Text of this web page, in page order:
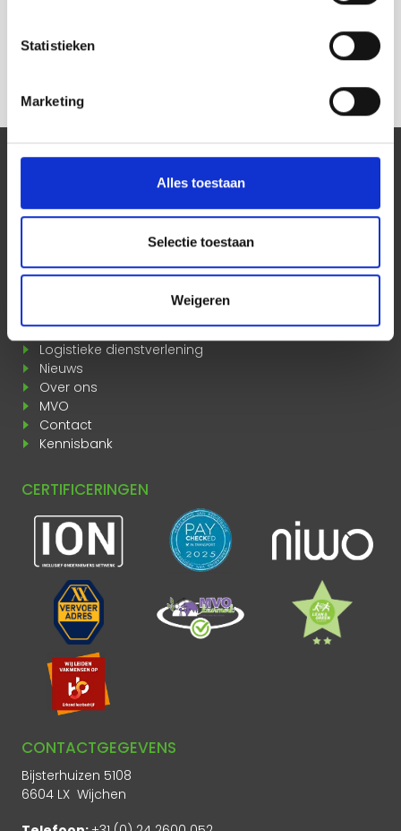
Statistieken
Marketing
Alles toestaan
Selectie toestaan
Weigeren
Spoedleveringen
SOCIAL MEDIA
Blijf up to date door ons te volgen!
MEER INFORMATIE
Spoedleveringen
Logistieke dienstverlening
Nieuws
Over ons
MVO
Contact
Kennisbank
CERTIFICERINGEN
CONTACTGEGEVENS
Bijsterhuizen 5108
6604 LX Wijchen